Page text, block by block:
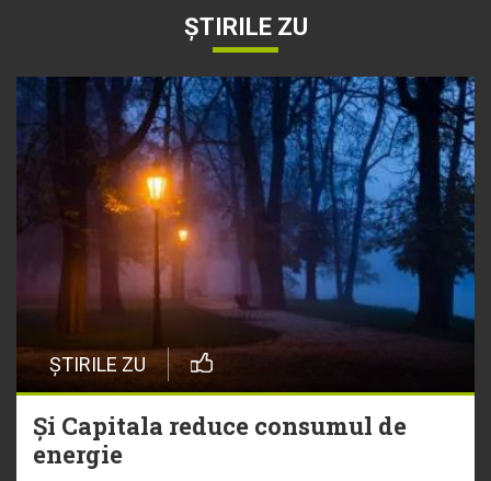
ȘTIRILE ZU
ȘTIRILE ZU
Și Capitala reduce consumul de
energie